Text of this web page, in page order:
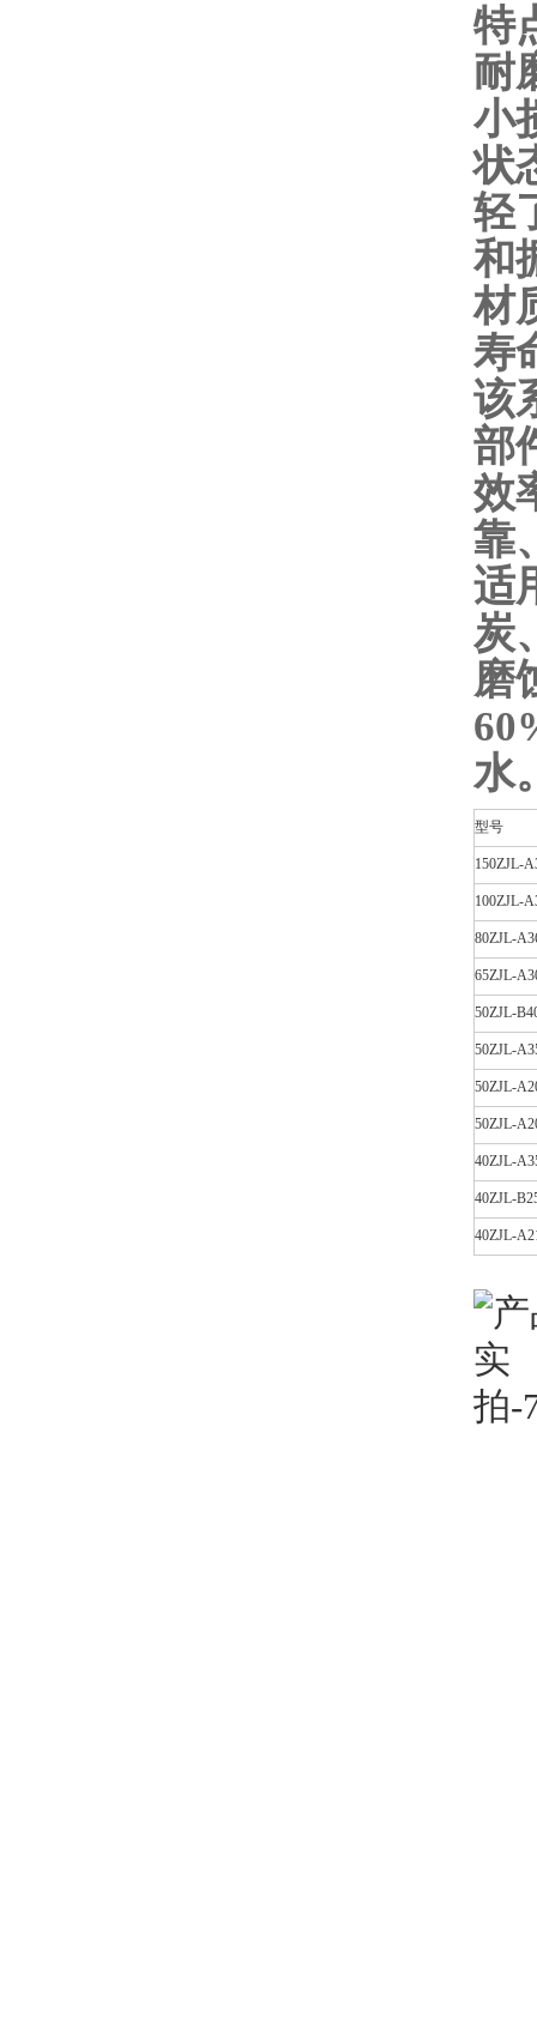
特
耐
小
状
轻
和
材
寿
该
部
效
靠
适
炭
磨
水
型号
150ZJL-
100ZJL-
80ZJL-
65ZJL-
50ZJL-
50ZJL-
50ZJL-
50ZJL-
40ZJL-
40ZJL-
40ZJL-